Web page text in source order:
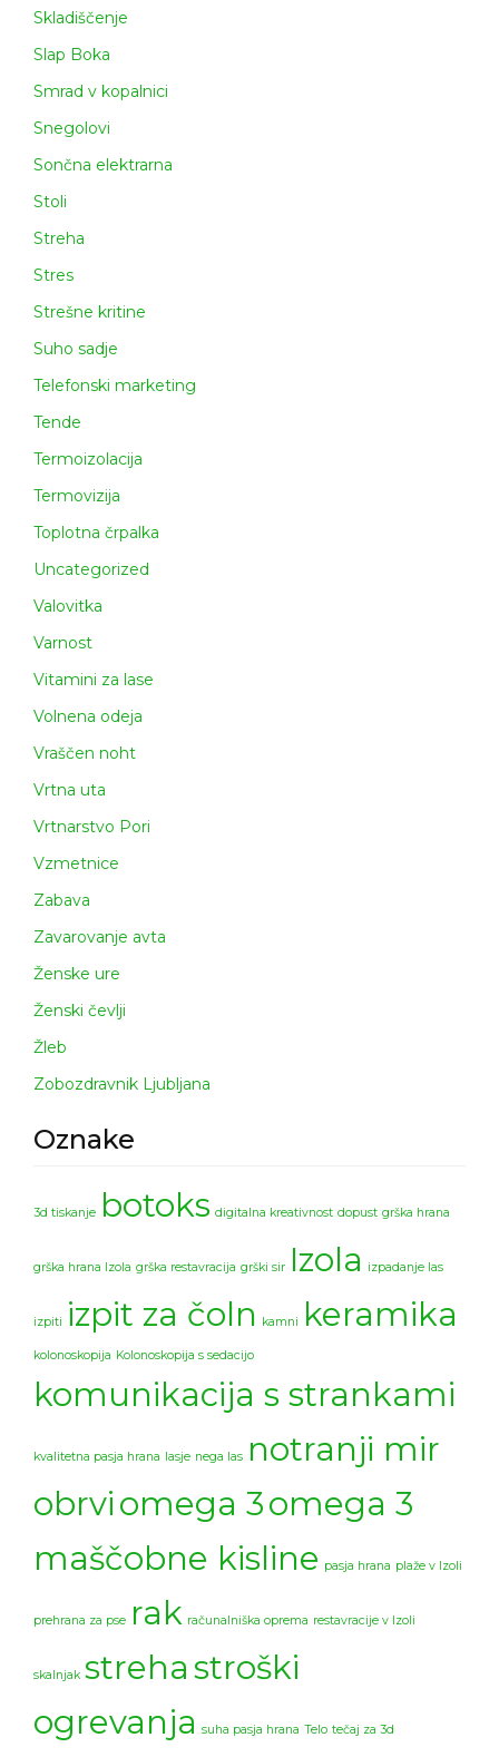
Skladiščenje
Slap Boka
Smrad v kopalnici
Snegolovi
Sončna elektrarna
Stoli
Streha
Stres
Strešne kritine
Suho sadje
Telefonski marketing
Tende
Termoizolacija
Termovizija
Toplotna črpalka
Uncategorized
Valovitka
Varnost
Vitamini za lase
Volnena odeja
Vraščen noht
Vrtna uta
Vrtnarstvo Pori
Vzmetnice
Zabava
Zavarovanje avta
Ženske ure
Ženski čevlji
Žleb
Zobozdravnik Ljubljana
Oznake
3d tiskanje botoks digitalna kreativnost dopust grška hrana
grška hrana Izola grška restavracija grški sir Izola izpadanje las
izpiti izpit za čoln kamni keramika
kolonoskopija Kolonoskopija s sedacijo
komunikacija s strankami
kvalitetna pasja hrana lasje nega las notranji mir
obrvi omega 3omega 3
maščobne kisline pasja hrana plaže v Izoli
prehrana za pse rak računalniška oprema restavracije v Izoli
skalnjak streha stroški
ogrevanja suha pasja hrana Telo tečaj za 3d